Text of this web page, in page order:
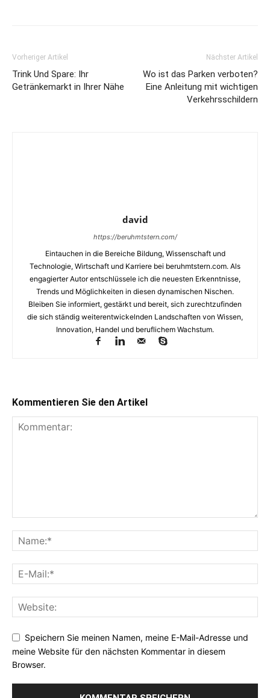
Vorheriger Artikel
Trink Und Spare: Ihr
Getränkemarkt in Ihrer Nähe
Nächster Artikel
Wo ist das Parken verboten?
Eine Anleitung mit wichtigen
Verkehrsschildern
david
https://beruhmtstern.com/
Eintauchen in die Bereiche Bildung, Wissenschaft und
Technologie, Wirtschaft und Karriere bei beruhmtstern.com. Als
engagierter Autor entschlüssele ich die neuesten Erkenntnisse,
Trends und Möglichkeiten in diesen dynamischen Nischen.
Bleiben Sie informiert, gestärkt und bereit, sich zurechtzufinden
die sich ständig weiterentwickelnden Landschaften von Wissen,
Innovation, Handel und beruflichem Wachstum.
Kommentieren Sie den Artikel
Speichern Sie meinen Namen, meine E-Mail-Adresse und
meine Website für den nächsten Kommentar in diesem
Browser.